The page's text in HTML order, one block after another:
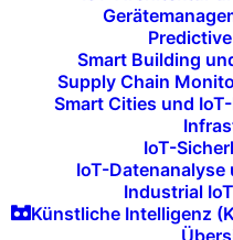
Smart Building
Supply Chain
Smart Cities und
IoT-
IoT-Datenanalyse
Industrial
Künstliche Intelligenz
und
Hochmoderne